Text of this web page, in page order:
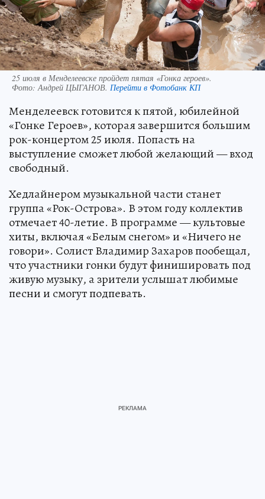
25 июля в Менделеевске пройдет пятая «Гонка героев».
Фото:Андрей ЦЫГАНОВ. Перейти в Фотобанк КП
Менделеевск готовится к пятой, юбилейной
«Гонке Героев», которая завершится большим
рок-концертом 25 июля. Попасть на
выступление сможет любой желающий — вход
свободный.
Хедлайнером музыкальной части станет
группа «Рок-Острова». В этом году коллектив
отмечает 40-летие. В программе — культовые
хиты, включая «Белым снегом» и «Ничего не
говори». Солист Владимир Захаров пообещал,
что участники гонки будут финишировать под
живую музыку, а зрители услышат любимые
песни и смогут подпевать.